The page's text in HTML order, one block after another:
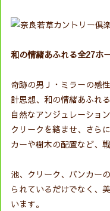
和の情緒あふれる全27ホ
奇跡の男Ｊ・ミラーの感
計思想、和の情緒あふれ
自然なアンジュレーショ
クリークを絡ませ、さら
カーや樹木の配置など、
池、クリーク、バンカー
られているだけでなく、
います。